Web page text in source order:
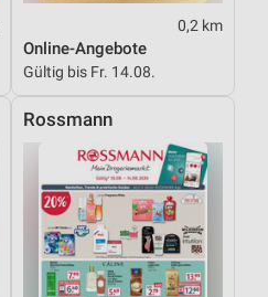
0,2 km
Online-Angebote
Gültig bis Fr. 14.08.
Rossmann